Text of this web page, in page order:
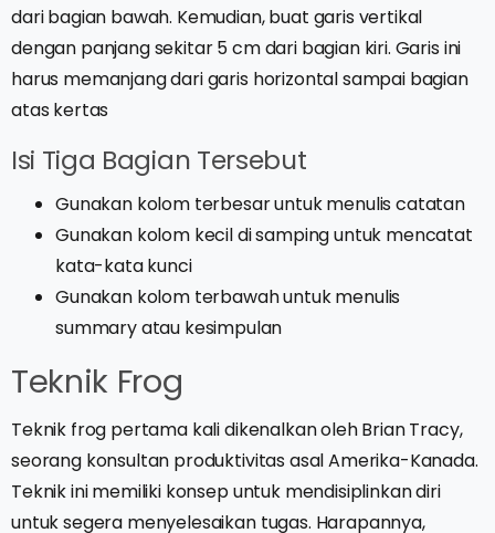
dari bagian bawah. Kemudian, buat garis vertikal
dengan panjang sekitar 5 cm dari bagian kiri. Garis ini
harus memanjang dari garis horizontal sampai bagian
atas kertas
Isi Tiga Bagian Tersebut
Gunakan kolom terbesar untuk menulis catatan
Gunakan kolom kecil di samping untuk mencatat
kata-kata kunci
Gunakan kolom terbawah untuk menulis
summary atau kesimpulan
Teknik Frog
Teknik frog pertama kali dikenalkan oleh Brian Tracy,
seorang konsultan produktivitas asal Amerika-Kanada.
Teknik ini memiliki konsep untuk mendisiplinkan diri
untuk segera menyelesaikan tugas. Harapannya,